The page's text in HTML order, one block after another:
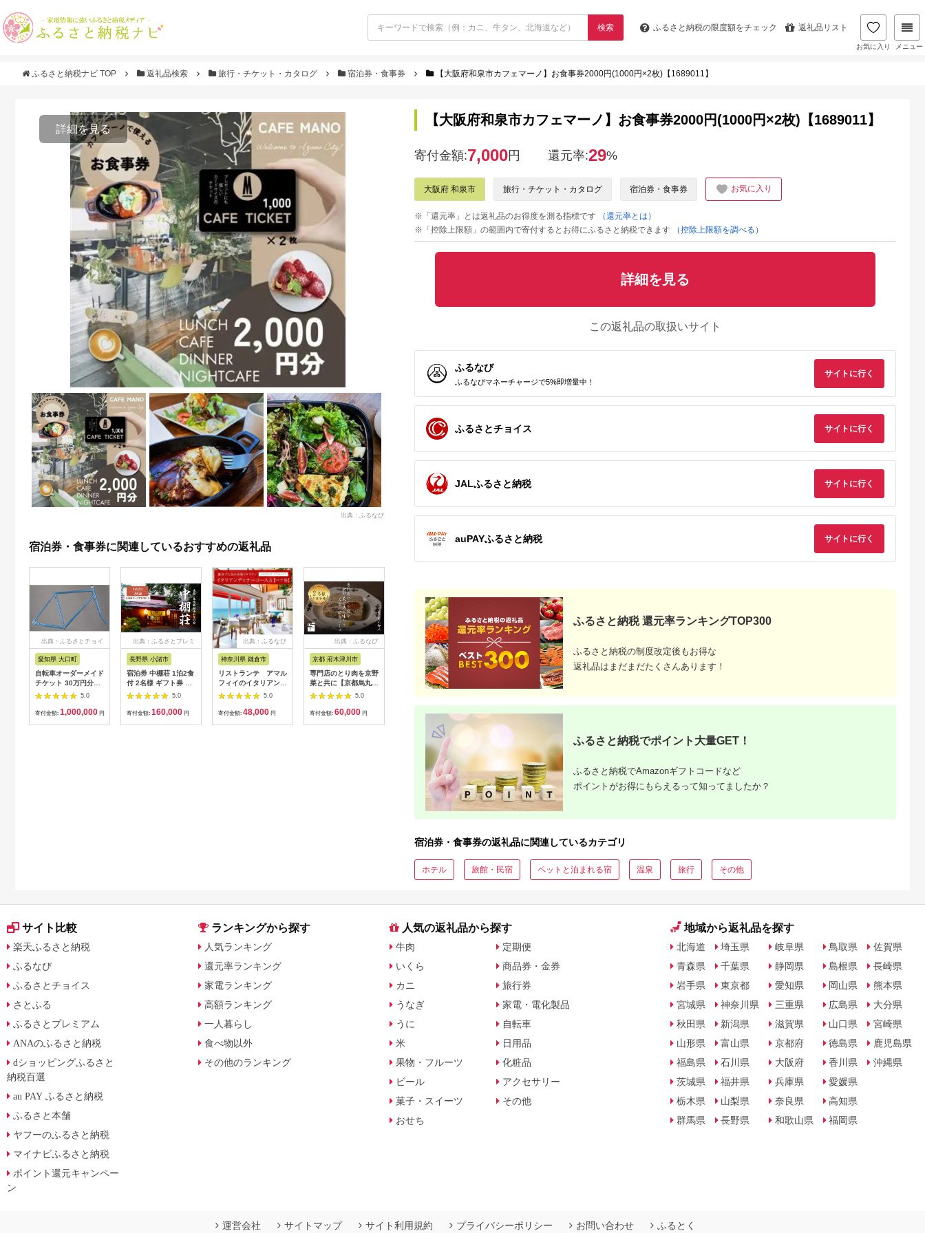
検索 ふるさと納税の限度額をチェック 返礼品リスト
お気に入り メニュー
ふるさと納税ナビ TOP 返礼品検索 旅行・チケット・カタログ 宿泊券・食事券 【大阪府和泉市カフェマーノ】お食事券2000円(1000円×2枚)【1689011】
詳細を見る
出典：ふるなび
宿泊券・食事券に関連しているおすすめの返礼品
出典：ふるさとチョイ
愛知県 大口町
自転車オーダーメイド
チケット 30万円分
【1360365】
5.0
寄付金額: 1,000,000 円
出典：ふるさとプレミ
長野県 小諸市
宿泊券 中棚荘 1泊2食
付 2名様 ギフト券 チ
ケット 券 宿泊 旅行
5.0
寄付金額: 160,000 円
出典：ふるなび
神奈川県 鎌倉市
リストランテ アマル
フィイのイタリアンデ
ィナーコースA ペア
5.0
寄付金額: 48,000 円
出典：ふるなび
京都 府木津川市
専門店のとり肉を京野
菜と共に【京都烏丸御
池】で味わう2名様焼
鳥コースお食事券
064-15
5.0
寄付金額: 60,000 円
出典：ふるなび
界 雲仙 ふるさと納
税宿泊ギフト券
5.0
寄付金額:50,000円
出典：ふるなび
埼玉県 飯能市
【BlueTarp】ランチ
お食事券(ペア) チケッ
5.0
寄付金額:14,000円
ス
【先行受付】ゴルフク
チケット 購入補助券
ハイブリッド ウエッ
5.0
北軽井沢・八ッ場ダム
5.0 5.0
【大阪府和泉市カフェマーノ】お食事券2000円(1000円×2枚)【1689011】
寄付金額:7,000円 還元率:29%
大阪府 和泉市 旅行・チケット・カタログ 宿泊券・食事券 お気に入り
※「還元率」とは返礼品のお得度を測る指標です
（還元率とは）
※「控除上限額」の範囲内で寄付するとお得にふるさと納税できます
（控除上限額を調べる）
詳細を見る
この返礼品の取扱いサイト
ふるなび
ふるなびマネーチャージで5%即増量中！
サイトに行く
ふるさとチョイス サイトに行く
JALふるさと納税 サイトに行く
auPAYふるさと納税 サイトに行く
ふるさと納税 還元率ランキングTOP300
ふるさと納税の制度改定後もお得な
返礼品はまだまだたくさんあります！
ふるさと納税でポイント大量GET！
ふるさと納税でAmazonギフトコードなど
ポイントがお得にもらえるって知ってましたか？
宿泊券・食事券の返礼品に関連しているカテゴリ
ホテル 旅館・民宿 ペットと泊まれる宿 温泉 旅行 その他
サイト比較
楽天ふるさと納税
ふるなび
ふるさとチョイス
さとふる
ふるさとプレミアム
ANAのふるさと納税
dショッピングふるさと
納税百選
au PAY ふるさと納税
ふるさと本舗
ヤフーのふるさと納税
マイナビふるさと納税
ポイント還元キャンペー
ン
ランキングから探す
人気ランキング
還元率ランキング
家電ランキング
高額ランキング
一人暮らし
食べ物以外
その他のランキング
人気の返礼品から探す
牛肉
いくら
カニ
うなぎ
うに
米
果物・フルーツ
ビール
菓子・スイーツ
おせち
定期便
商品券・金券
旅行券
家電・電化製品
自転車
日用品
化粧品
アクセサリー
その他
地域から返礼品を探す
北海道
青森県
岩手県
宮城県
秋田県
山形県
福島県
茨城県
栃木県
群馬県
埼玉県
千葉県
東京都
神奈川県
新潟県
富山県
石川県
福井県
山梨県
長野県
岐阜県
静岡県
愛知県
三重県
滋賀県
京都府
大阪府
兵庫県
奈良県
和歌山県
鳥取県
島根県
岡山県
広島県
山口県
徳島県
香川県
愛媛県
高知県
福岡県
佐賀県
長崎県
熊本県
大分県
宮崎県
鹿児島県
沖縄県
運営会社 サイトマップ サイト利用規約 プライバシーポリシー お問い合わせ ふるとく